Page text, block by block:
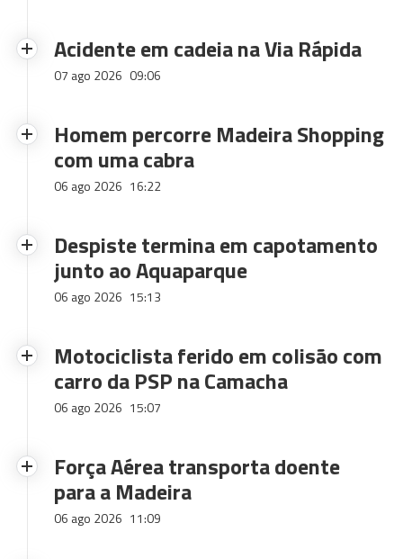
Acidente em cadeia na Via Rápida
07 ago 2026 09:06
Homem percorre Madeira Shopping
com uma cabra
06 ago 2026 16:22
Despiste termina em capotamento
junto ao Aquaparque
06 ago 2026 15:13
Motociclista ferido em colisão com
carro da PSP na Camacha
06 ago 2026 15:07
Força Aérea transporta doente
para a Madeira
06 ago 2026 11:09